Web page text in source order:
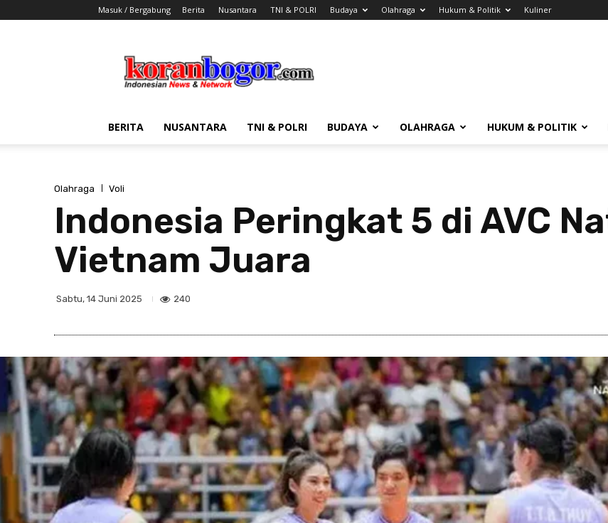
Masuk / Bergabung Berita Nusantara TNI & POLRI Budaya Olahraga Hukum & Politik Kuliner
Bogor
BERITA NUSANTARA TNI & POLRI BUDAYA OLAHRAGA HUKUM & POLITIK
Olahraga Voli
Indonesia Peringkat 5 di AVC
Vietnam Juara
Sabtu, 14 Juni 2025 240